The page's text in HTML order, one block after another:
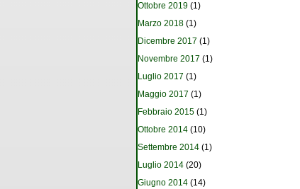
Ottobre 2019 (1)
Marzo 2018 (1)
Dicembre 2017 (1)
Novembre 2017 (1)
Luglio 2017 (1)
Maggio 2017 (1)
Febbraio 2015 (1)
Ottobre 2014 (10)
Settembre 2014 (1)
Luglio 2014 (20)
Giugno 2014 (14)